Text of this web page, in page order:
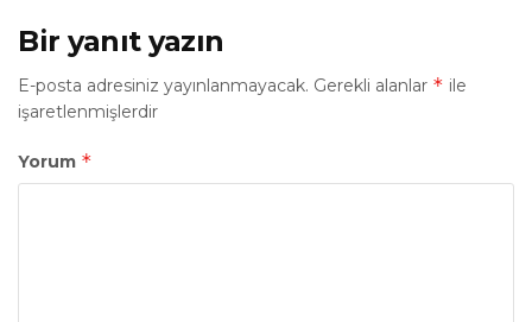
Bir yanıt yazın
E-posta adresiniz yayınlanmayacak. Gerekli alanlar * ile
işaretlenmişlerdir
Yorum *